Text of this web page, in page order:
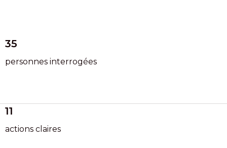
35
personnes interrogées
11
actions claires